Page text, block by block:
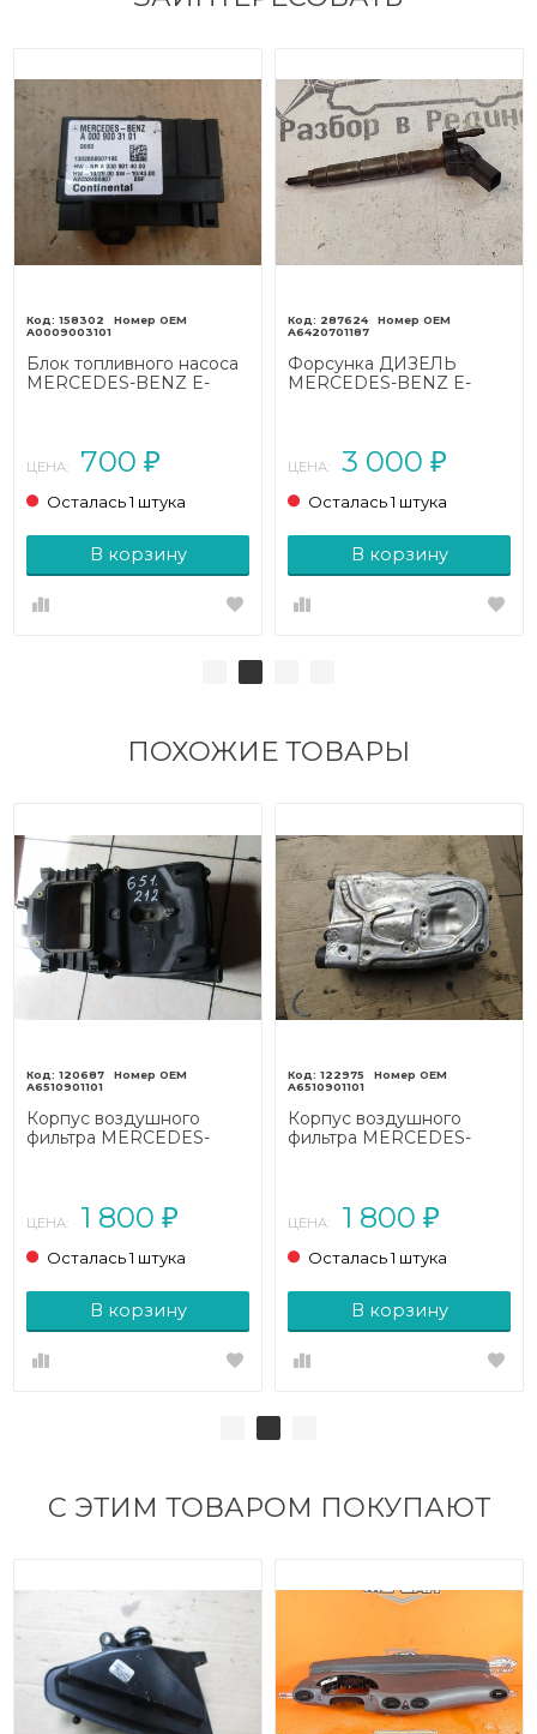
158302
A0009003101
Блок топливного насоса
MERCEDES-BENZ E-
ЦЕНА: 700 ₽
Осталась 1 штука
В корзину
287624
A6420701187
Форсунка ДИЗЕЛЬ
MERCEDES-BENZ E-
ЦЕНА: 3 000 ₽
Осталась 1 штука
В корзину
ПОХОЖИЕ ТОВАРЫ
120687
A6510901101
Корпус воздушного
фильтра MERCEDES-
ЦЕНА: 1 800 ₽
Осталась 1 штука
В корзину
122975
A6510901101
Корпус воздушного
фильтра MERCEDES-
ЦЕНА: 1 800 ₽
Осталась 1 штука
В корзину
С ЭТИМ ТОВАРОМ ПОКУПАЮТ